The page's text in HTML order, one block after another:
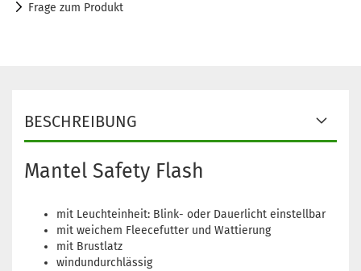
Frage zum Produkt
BESCHREIBUNG
Mantel Safety Flash
mit Leuchteinheit: Blink- oder Dauerlicht einstellbar
mit weichem Fleecefutter und Wattierung
mit Brustlatz
windundurchlässig